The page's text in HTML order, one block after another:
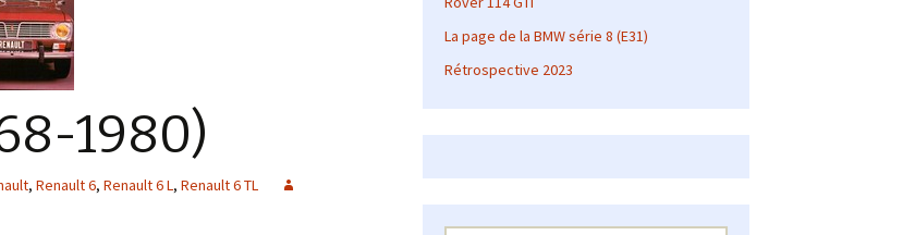
1980)
, Renault 6, Renault 6 L, Renault 6 TL
La page de la BMW série 8 (E31)
Rétrospective 2023